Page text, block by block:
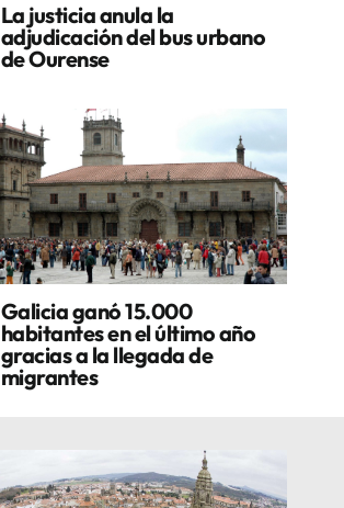
La justicia anula la
adjudicación del bus urbano
de Ourense
Galicia ganó 15.000
habitantes en el último año
gracias a la llegada de
migrantes